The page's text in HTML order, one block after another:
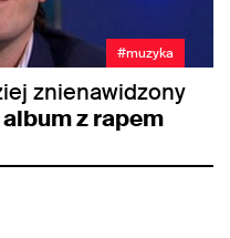
#muzyka
znienawidzony
album z rapem